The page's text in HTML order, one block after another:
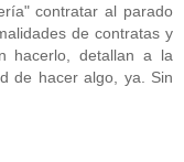
contratar al parado
de contratas y
hacerlo, detallan a la
de hacer algo, ya. Sin